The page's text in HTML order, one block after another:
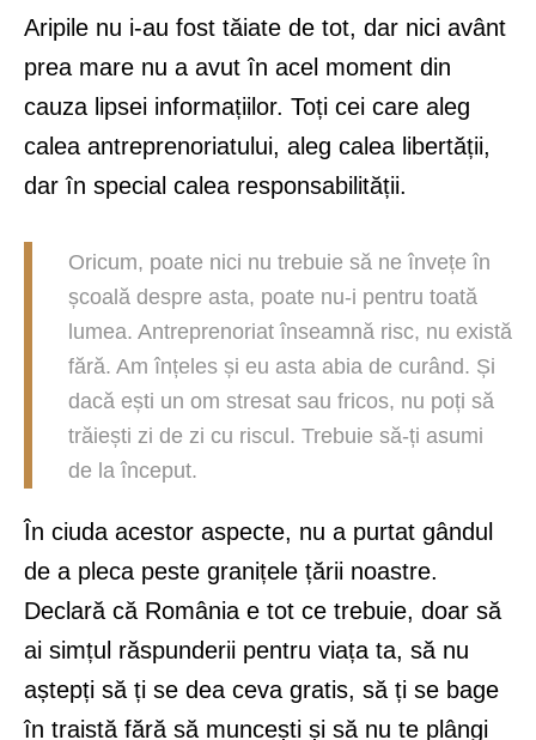
Aripile nu i-au fost tăiate de tot, dar nici avânt
prea mare nu a avut în acel moment din
cauza lipsei informațiilor. Toți cei care aleg
calea antreprenoriatului, aleg calea libertății,
dar în special calea responsabilității.
Oricum, poate nici nu trebuie să ne învețe în
școală despre asta, poate nu-i pentru toată
lumea. Antreprenoriat înseamnă risc, nu există
fără. Am înțeles și eu asta abia de curând. Și
dacă ești un om stresat sau fricos, nu poți să
trăiești zi de zi cu riscul. Trebuie să-ți asumi
de la început.
În ciuda acestor aspecte, nu a purtat gândul
de a pleca peste granițele țării noastre.
Declară că România e tot ce trebuie, doar să
ai simțul răspunderii pentru viața ta, să nu
aștepți să ți se dea ceva gratis, să ți se bage
în traistă fără să muncești și să nu te plângi